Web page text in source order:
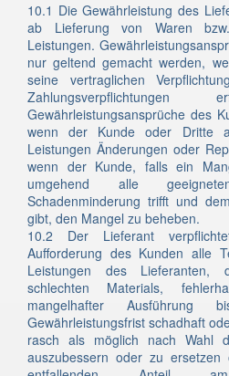
10.1 Die Gewährleistung des
ab Lieferung von Waren
Leistungen.
nur geltend gemacht werden,
seine vertraglichen
Gewährleistungsansprüche des
wenn der Kunde oder Dritte
Leistungen Änderungen oder
wenn der Kunde, falls ein
umgehend alle
Schadenminderung trifft und
gibt, den Mangel zu beheben.
10.2 Der Lieferant
Aufforderung des Kunden alle
Leistungen des Lieferanten,
schlechten Materials,
mangelhafter
Gewährleistungsfrist schadhaft
rasch als möglich nach Wahl
auszubessern oder zu